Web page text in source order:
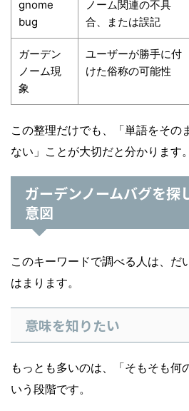
gnome
bug
ノーム関連の不具
合、または誤記
ガーデン
ノーム現
象
ユーザーが勝手に付
けた俗称の可能性
この整理だけでも、「単語をその
ない」ことが大切だと分かります。
ガーデンノームバグを探
意図
このキーワードで調べる人は、だ
はまります。
意味を知りたい
もっとも多いのは、「そもそも何
いう段階です。